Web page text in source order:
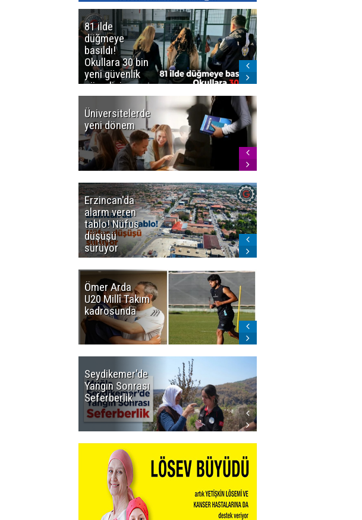
81 ilde
düğmeye
basıldı!
Okullara 30 bin
yeni güvenlik
görevlisi
Üniversitelerde
yeni dönem
Erzincan'da
alarm veren
tablo! Nüfus
düşüşü
sürüyor
Ömer Arda
U20 Millî Takım
kadrosunda
Seydikemer'de
Yangın Sonrası
Seferberlik